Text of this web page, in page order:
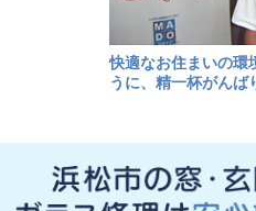
快適なお住まいの環
うに、精一杯がんば